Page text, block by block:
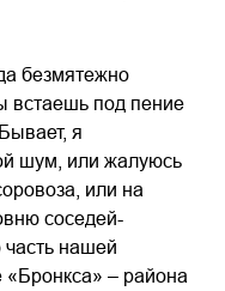
безмятежно
встаешь под пение
я
шум, или жалуюсь
или на
соседей-
часть нашей
– района